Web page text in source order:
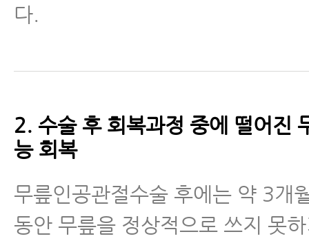
다.
2. 수술 후 회복과정 중에 떨어진
능 회복
무릎인공관절수술 후에는 약 3개
동안 무릎을 정상적으로 쓰지 못